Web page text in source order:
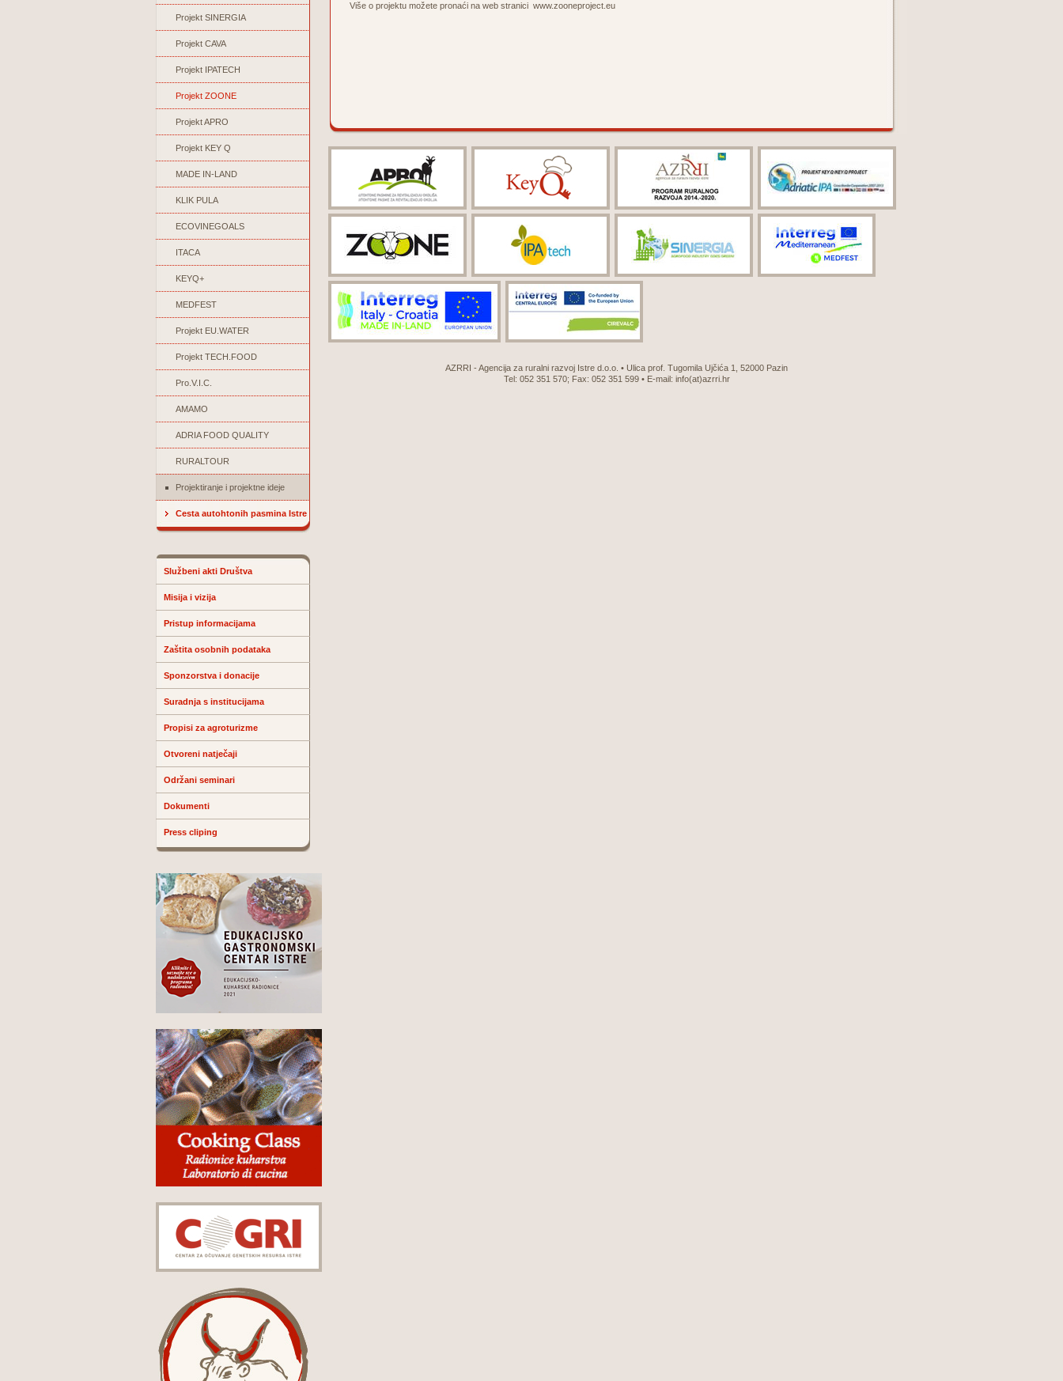
Projekt SINERGIA
Projekt CAVA
Projekt IPATECH
Projekt ZOONE
Projekt APRO
Projekt KEY Q
MADE IN-LAND
KLIK PULA
ECOVINEGOALS
ITACA
KEYQ+
MEDFEST
Projekt EU.WATER
Projekt TECH.FOOD
Pro.V.I.C.
AMAMO
ADRIA FOOD QUALITY
RURALTOUR
Projektiranje i projektne ideje
Cesta autohtonih pasmina Istre
Službeni akti Društva
Misija i vizija
Pristup informacijama
Zaštita osobnih podataka
Sponzorstva i donacije
Suradnja s institucijama
Propisi za agroturizme
Otvoreni natječaji
Održani seminari
Dokumenti
Press cliping
Više o projektu možete pronaći na web stranici www.zooneproject.eu
AZRRI - Agencija za ruralni razvoj Istre d.o.o. • Ulica prof. Tugomila Ujčića 1, 52000 Pazin
Tel: 052 351 570; Fax: 052 351 599 • E-mail: info(at)azrri.hr